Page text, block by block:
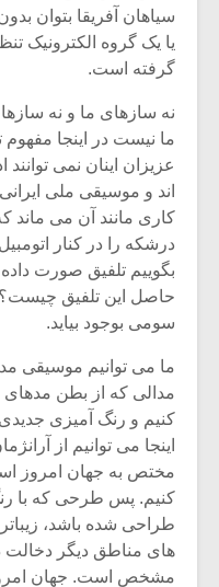
سیاهان آفریقا بتوان
یا یک گروه الکترونیک
گرفته است.
نه سازهای ما و نه
ما نیست در اینجا
عزیزان اینان نمی
اند و موسیقی ملی
کاری مانند آن می ماند
درشکه را در کنار
بگوییم تلفیق صورت
حاصل این تلفیق چیست؟
سومی بوجود بیاید.
ما می توانیم موسیقی
مدالی که از بطن
کنیم و رنگ آمیزی جدیدی
اینجا می توانیم از
مختص به جهان امروز
کنیم. پس طرحی که با
طراحی شده باشد،
های مناطق دیگر دخالت
مشخص است. جهان